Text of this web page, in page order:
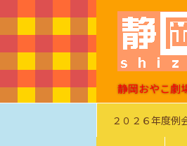
静岡おやこ劇
２０２６年度例